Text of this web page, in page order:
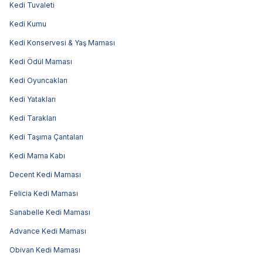
Kedi Tuvaleti
Kedi Kumu
Kedi Konservesi & Yaş Maması
Kedi Ödül Maması
Kedi Oyuncakları
Kedi Yatakları
Kedi Tarakları
Kedi Taşıma Çantaları
Kedi Mama Kabı
Decent Kedi Maması
Felicia Kedi Maması
Sanabelle Kedi Maması
Advance Kedi Maması
Obivan Kedi Maması